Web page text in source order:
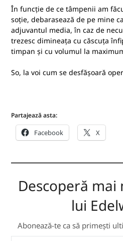
În funcție de ce tâmpenii am
soție, debarasează de pe mine
adjuvantul media, în caz de
trezesc dimineața cu căscuța
timpan și cu volumul la
So, la voi cum se desfășoară
Partajează asta:
Facebook X
Descoperă mai
lui
Abonează-te ca să primești
TASTEAZĂ EMAILUL TĂU...